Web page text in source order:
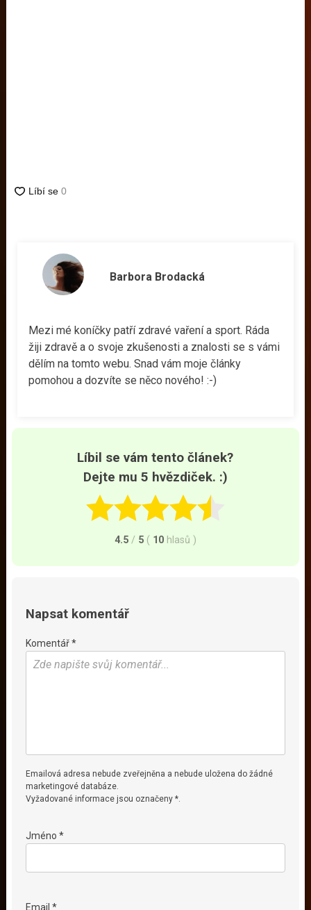
Barbora Brodacká
Mezi mé koníčky patří zdravé vaření a sport. Ráda
žiji zdravě a o svoje zkušenosti a znalosti se s vámi
dělím na tomto webu. Snad vám moje články
pomohou a dozvíte se něco nového! :-)
Líbil se vám tento článek?
Dejte mu 5 hvězdiček. :)
4.5 / 5 ( 10 hlasů )
Napsat komentář
Komentář *
Emailová adresa nebude zveřejněna a nebude uložena do žádné
marketingové databáze.
Vyžadované informace jsou označeny *.
Jméno *
Email *